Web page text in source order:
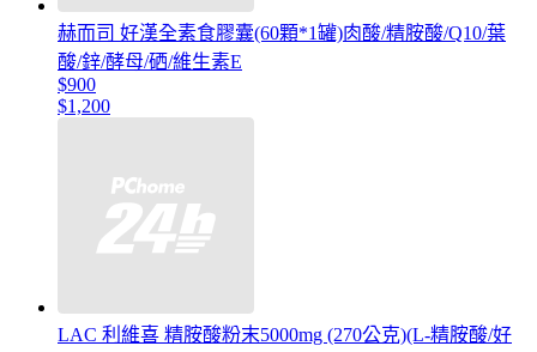
赫而司 好漢全素食膠囊(60顆*1罐)肉酸/精胺酸/Q10/葉
酸/鋅/酵母/硒/維生素E
$900
$1,200
LAC 利維喜 精胺酸粉末5000mg (270公克)(L-精胺酸/好